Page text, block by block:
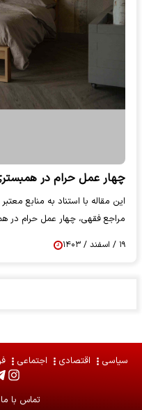
چهار عمل حرام در
این مقاله با استناد به منابع
مراجع فقهی، چهار عمل حرام در
۱۹ / اسفند / ۱۴۰۳
سیاسی اقتصادی اجتماعی
تماس با ما